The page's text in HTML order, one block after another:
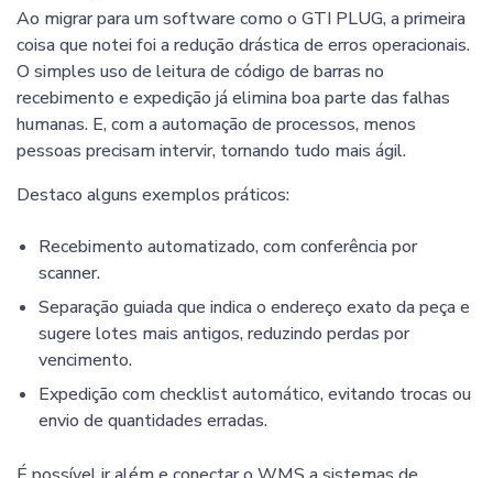
Ao migrar para um software como o GTI PLUG, a primeira
coisa que notei foi a redução drástica de erros operacionais.
O simples uso de leitura de código de barras no
recebimento e expedição já elimina boa parte das falhas
humanas. E, com a automação de processos, menos
pessoas precisam intervir, tornando tudo mais ágil.
Destaco alguns exemplos práticos:
Recebimento automatizado, com conferência por
scanner.
Separação guiada que indica o endereço exato da peça e
sugere lotes mais antigos, reduzindo perdas por
vencimento.
Expedição com checklist automático, evitando trocas ou
envio de quantidades erradas.